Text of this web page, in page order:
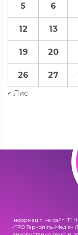
« Лис
5 6
12 13
19 20
26 27
Інформація на сайті Т1
«ТРО Тернопіль-Медіа»